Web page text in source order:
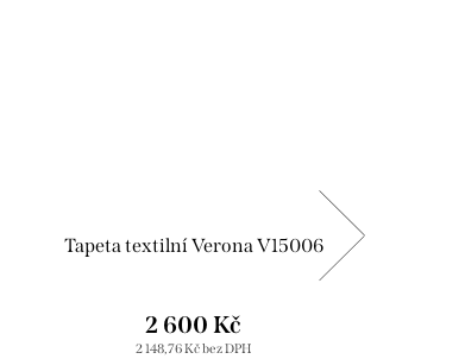
Tapeta textilní Verona V15006
2 148,76 Kč bez DPH
2 600 Kč